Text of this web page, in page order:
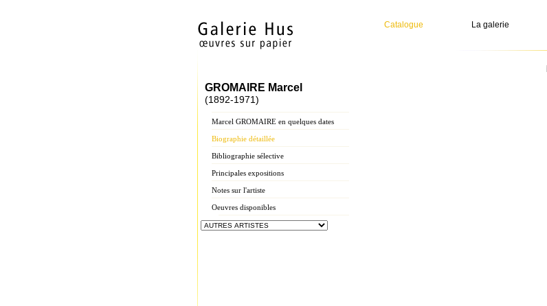
Catalogue La galerie
GROMAIRE Marcel
(1892-1971)
Marcel GROMAIRE en quelques dates
Biographie détaillée
Bibliographie sélective
Principales expositions
Notes sur l'artiste
Oeuvres disponibles